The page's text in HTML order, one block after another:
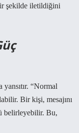
şekilde iletildiğini
“Normal
Bir kişi, mesajını
belirleyebilir. Bu,